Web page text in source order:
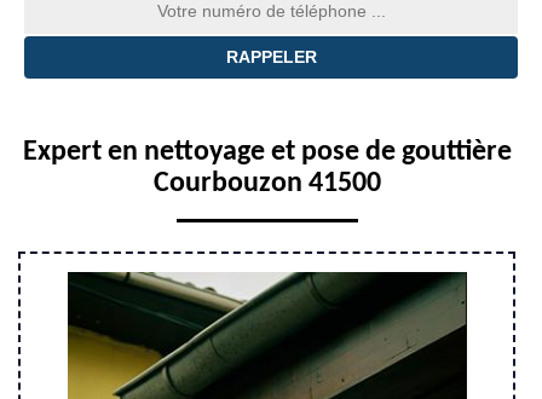
Expert en nettoyage et pose de gouttière
Courbouzon 41500